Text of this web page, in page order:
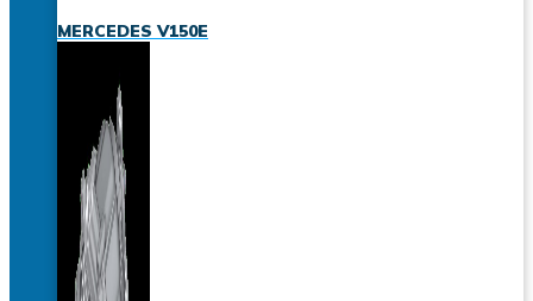
MERCEDES V150E